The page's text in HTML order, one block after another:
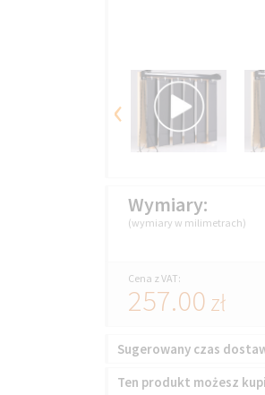
‹
Wymiary:
(wymiary w milimetrach)
Cena z VAT:
257.00 zł
Sugerowany czas
Ten produkt możesz